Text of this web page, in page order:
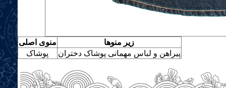
منوی اصلی
زیر منوها
پوشاک
پیراهن و لباس مهمانی پوشاک دختران